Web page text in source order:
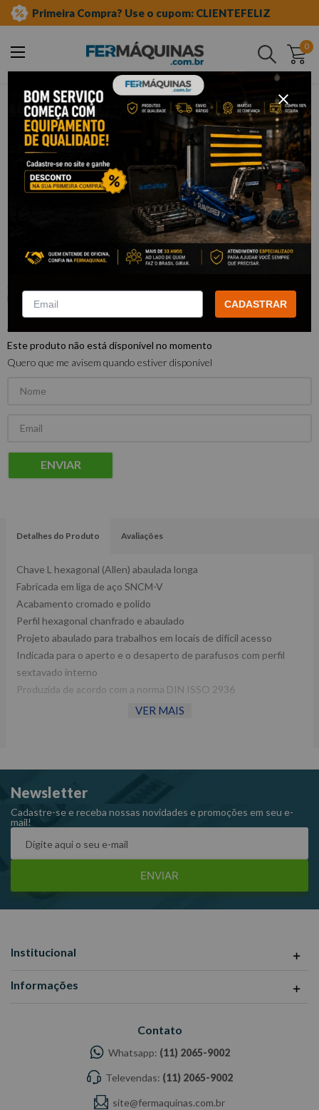
Primeira Compra? Use o cupom: CLIENTEFELIZ
0
Buscar
ferramentas manuais chave allen abaulada
Chave L Allen Abaulada 2,5 mm - KING
TONY
KING TONY
Este produto não está disponível no momento
Quero que me avisem quando estiver disponível
ENVIAR
Detalhes do Produto Avaliações
Chave L hexagonal (Allen) abaulada longa
Fabricada em liga de aço SNCM-V
Acabamento cromado e polido
Perfil hexagonal chanfrado e abaulado
Projeto abaulado para trabalhos em locais de difícil acesso
Indicada para o aperto e o desaperto de parafusos com perfil
sextavado interno
Produzida de acordo com a norma DIN ISSO 2936
Altura: 20.5 mm
Comprimento: 87.5 mm
Código: 113025MR
Marca: King Tony
VER MAIS
Newsletter
Cadastre-se e receba nossas novidades e promoções em seu e-
mail!
ENVIAR
Institucional
Informações
Contato
Whatsapp: (11) 2065-9002
Televendas: (11) 2065-9002
site@fermaquinas.com.br
CADASTRAR